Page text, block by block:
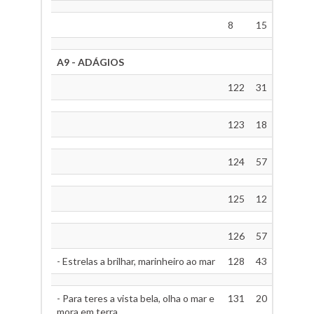
8 15
A9 - ADÁGIOS
122 31
123 18
124 57
125 12
126 57
- Estrelas a brilhar, marinheiro ao mar 128 43
- Para teres a vista bela, olha o mar e
131 20